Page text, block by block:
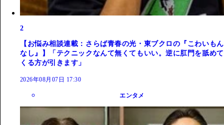
2
【お悩み相談連載：さらば青春の光・東ブクロの『こわいもん
なし』】「テクニックなんて無くてもいい。逆に肛門を舐めて
くる方が引きます」
2026年08月07日 17:30
エンタメ